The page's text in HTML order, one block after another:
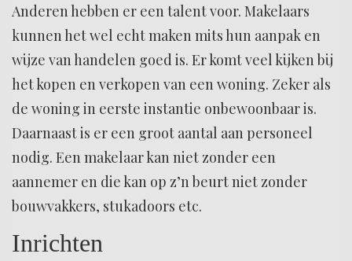
Anderen hebben er een talent voor. Makelaars
kunnen het wel echt maken mits hun aanpak en
wijze van handelen goed is. Er komt veel kijken bij
het kopen en verkopen van een woning. Zeker als
de woning in eerste instantie onbewoonbaar is.
Daarnaast is er een groot aantal aan personeel
nodig. Een makelaar kan niet zonder een
aannemer en die kan op z’n beurt niet zonder
bouwvakkers, stukadoors etc.
Inrichten